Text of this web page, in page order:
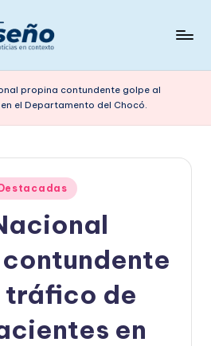
propina contundente golpe al
el Departamento del Chocó.
Destacadas
tráfico de
en